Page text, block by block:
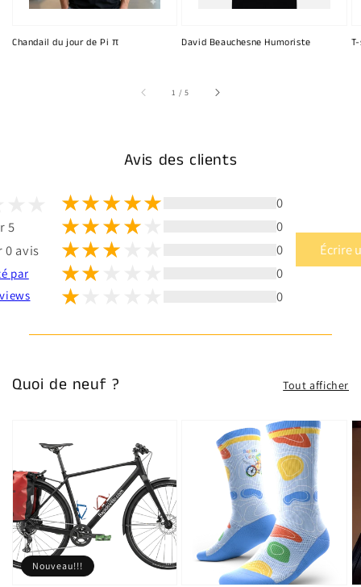
Chandail du jour de Pi π David Beauchesne Humoriste
1 /sur
5
Avis des clients
5
0 avis
par
0
0
0
0
0
Écrire
Quoi de neuf ? Tout afficher
Nouveau!!!